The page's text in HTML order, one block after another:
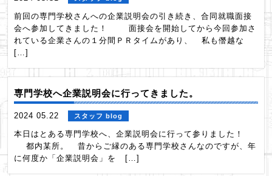
前回の専門学校さんへの企業説明会の引き続き、合同就職面接
会へ参加してきました！ 面接会を開始してから今回参加さ
れている企業さんの１分間ＰＲタイムがあり、 私も僭越な
[…]
専門学校へ企業説明会に行ってきました。
2024 05.22 スタッフ blog
本日はとある専門学校へ、企業説明会に行って参りました！
都内某所。 昔からご縁のある専門学校さんなのですが、年
に何度か「企業説明会」を […]